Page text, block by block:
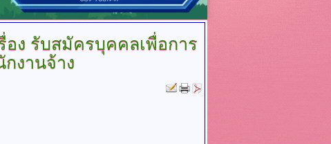
อง รับสมัครบุคคลเพื่อการ
งานจ้าง